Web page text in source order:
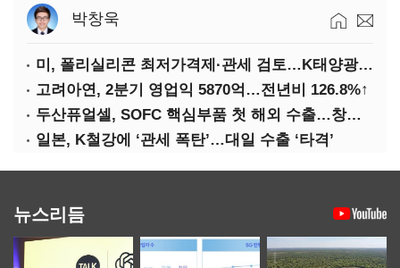
박창욱
미, 폴리실리콘 최저가격제·관세 검토…K태양광 입지 확대 기대
고려아연, 2분기 영업익 5870억…전년비 126.8%↑
두산퓨얼셀, SOFC 핵심부품 첫 해외 수출…창사 이래 최대 규모
일본, K철강에 ‘관세 폭탄’…대일 수출 ‘타격’
뉴스리듬